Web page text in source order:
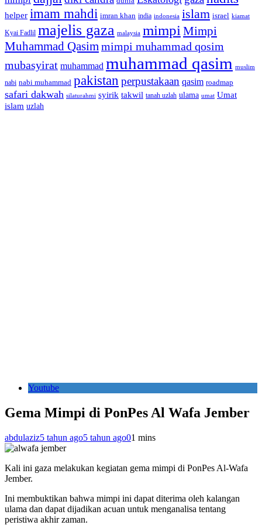
helper imam mahdi imran khan india indonesia islam israel kiamat
Kyai Fadlil majelis gaza malaysia mimpi Mimpi
Muhammad Qasim mimpi muhammad qosim
mubasyirat muhammad muhammad qasim muslim
nabi nabi muhammad pakistan perpustakaan qasim roadmap
safari dakwah silaturahmi syirik takwil tanah uzlah ulama umat Umat
islam uzlah
Youtube
Gema Mimpi di PonPes Al Wafa Jember
abdulaziz5 tahun ago5 tahun ago01 mins
Kali ini gaza melakukan kegiatan gema mimpi di PonPes Al-Wafa
Jember.
Ini membuktikan bahwa mimpi ini dapat diterima oleh kalangan
ulama dan dapat dijadikan acuan untuk menganalisa tentang
peristiwa akhir zaman.